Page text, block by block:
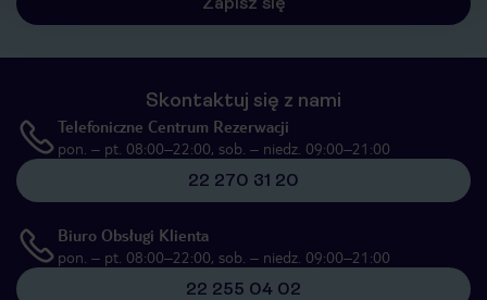
Skontaktuj się z nami
Telefoniczne Centrum Rezerwacji
pon. – pt. 08:00–22:00, sob. – niedz. 09:00–21:00
22 270 31 20
Biuro Obsługi Klienta
pon. – pt. 08:00–22:00, sob. – niedz. 09:00–21:00
22 255 04 02